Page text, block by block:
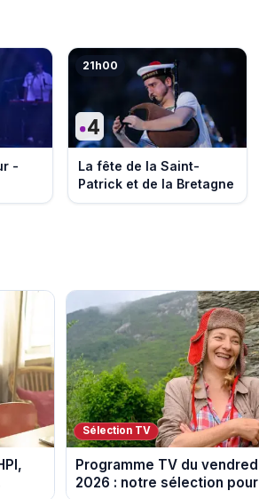
-
21h00
La fête de la Saint-
Patrick et de la Bretagne
Sélection TV
Programme TV du
2026 : notre sélection